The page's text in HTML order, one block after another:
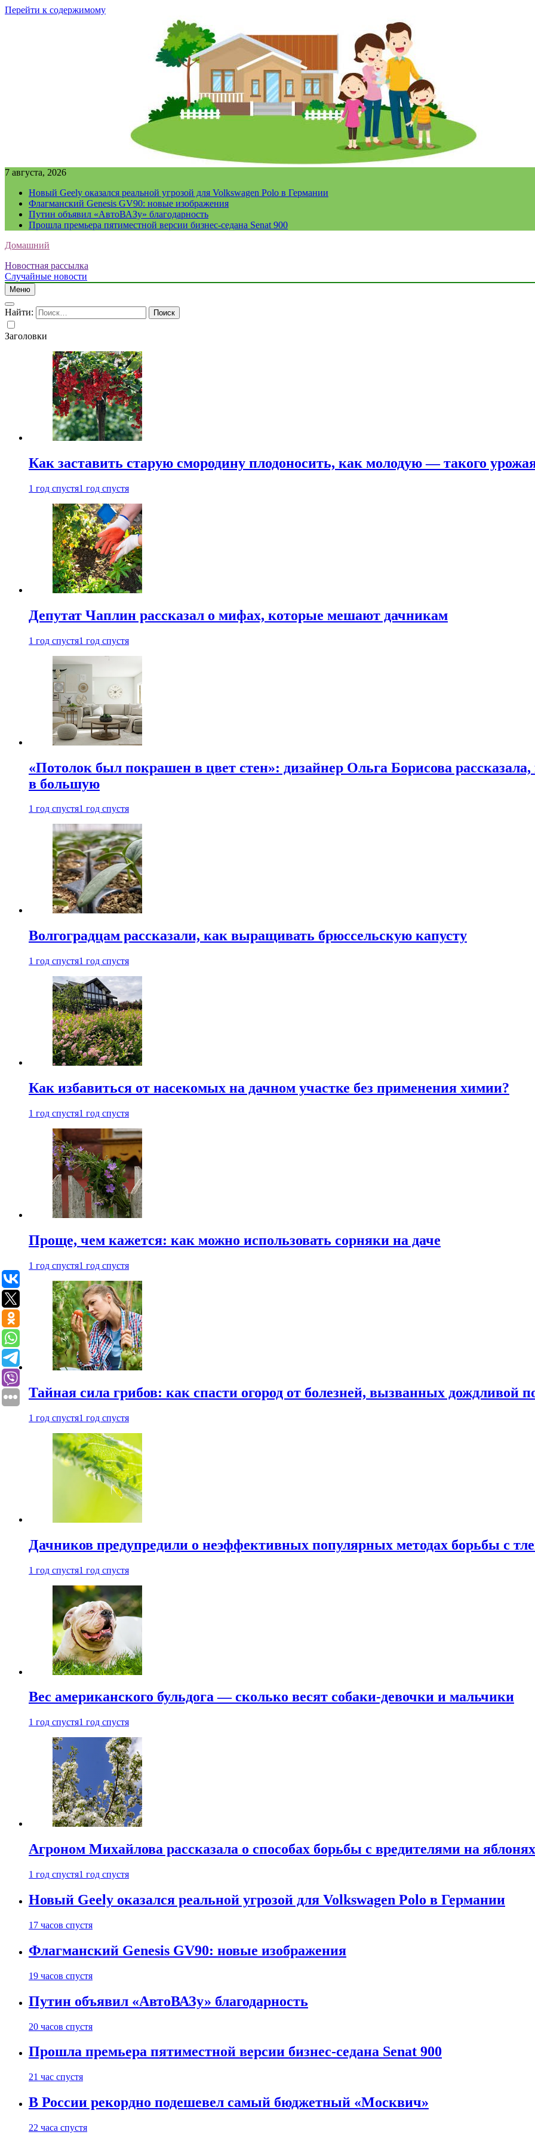
Перейти к содержимому
7 августа, 2026
Новый Geely оказался реальной угрозой для Volkswagen Polo в Германии
Флагманский Genesis GV90: новые изображения
Путин объявил «АвтоВАЗу» благодарность
Прошла премьера пятиместной версии бизнес-седана Senat 900
Домашний
Новостная рассылка
Случайные новости
Меню
Найти:
Заголовки
Как заставить старую смородину плодоносить, как молодую — такого
1 год спустя1 год спустя
Депутат Чаплин рассказал о мифах, которые мешают дачникам
1 год спустя1 год спустя
«Потолок был покрашен в цвет стен»: дизайнер Ольга Борисова
в большую
1 год спустя1 год спустя
Волгоградцам рассказали, как выращивать брюссельскую капусту
1 год спустя1 год спустя
Как избавиться от насекомых на дачном участке без применения химии?
1 год спустя1 год спустя
Проще, чем кажется: как можно использовать сорняки на даче
1 год спустя1 год спустя
Тайная сила грибов: как спасти огород от болезней, вызванных дождливой
1 год спустя1 год спустя
Дачников предупредили о неэффективных популярных методах борьбы с
1 год спустя1 год спустя
Вес американского бульдога — сколько весят собаки-девочки и мальчики
1 год спустя1 год спустя
Агроном Михайлова рассказала о способах борьбы с вредителями на яблонях
1 год спустя1 год спустя
Новый Geely оказался реальной угрозой для Volkswagen Polo в Германии
17 часов спустя
Флагманский Genesis GV90: новые изображения
19 часов спустя
Путин объявил «АвтоВАЗу» благодарность
20 часов спустя
Прошла премьера пятиместной версии бизнес-седана Senat 900
21 час спустя
В России рекордно подешевел самый бюджетный «Москвич»
22 часа спустя